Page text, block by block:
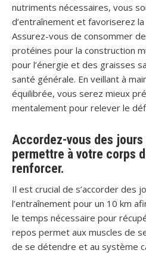
nutriments nécessaires, vous
d’entraînement et favoriserez
Assurez-vous de consommer
protéines pour la construction
pour l’énergie et des graisses
santé générale. En veillant à
équilibrée, vous serez mieux
mentalement pour relever le
Accordez-vous des
permettre à votre corps
renforcer.
Il est crucial de s’accorder des
l’entraînement pour un 10 km
le temps nécessaire pour
repos permet aux muscles de
de se détendre et au système